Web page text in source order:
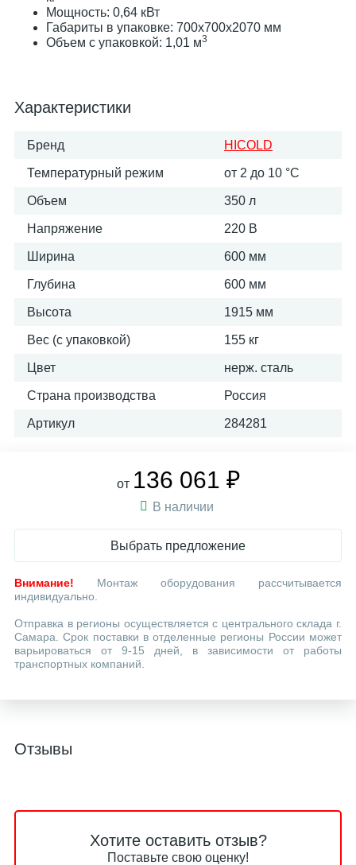
Мощность: 0,64 кВт
Габариты в упаковке: 700х700х2070 мм
Объем с упаковкой: 1,01 м3
Характеристики
Бренд HICOLD
Температурный режим от 2 до 10 °С
Объем 350 л
Напряжение 220 В
Ширина 600 мм
Глубина 600 мм
Высота 1915 мм
Вес (с упаковкой) 155 кг
Цвет нерж. сталь
Страна производства Россия
Артикул 284281
от 136 061 ₽
В наличии
Выбрать предложение
Внимание! Монтаж оборудования рассчитывается
индивидуально.
Отправка в регионы осуществляется с центрального склада г.
Самара. Срок поставки в отделенные регионы России может
варьироваться от 9-15 дней, в зависимости от работы
транспортных компаний.
Отзывы
Хотите оставить отзыв?
Поставьте свою оценку!